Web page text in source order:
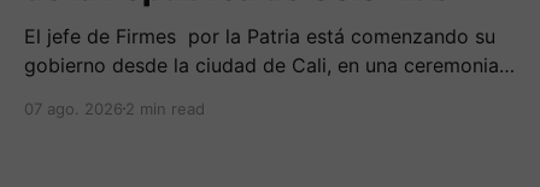
El jefe de Firmes por la Patria está comenzando su
gobierno desde la ciudad de Cali, en una ceremonia
gobiernos conservadores.
07 ago. 2026 2 min read